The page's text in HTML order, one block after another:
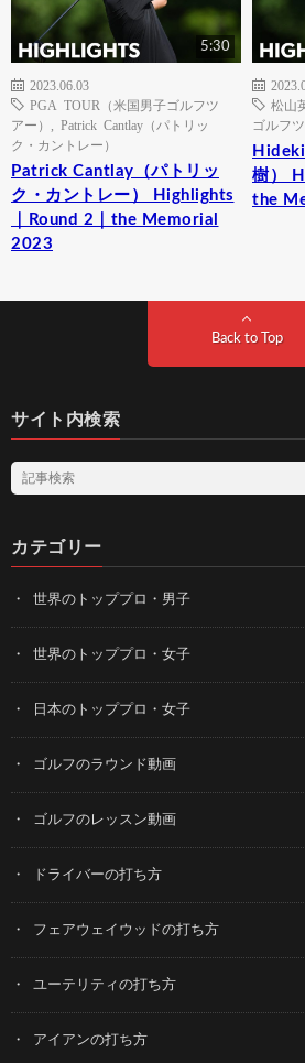
5:30
2023.06.03
PGA TOUR（米国男子ゴルフツ
アー）
Patrick Cantlay（パトリッ
ク・カントレー）
Patrick Cantlay（パトリッ
ク・カントレー） Highlights
｜Round 2｜the Memorial
2023
松山
ゴルフツ
樹）
the
Back to Top
サイト内検索
カテゴリー
世界のトッププロ・男子
世界のトッププロ・女子
日本のトッププロ・女子
ゴルフのラウンド動画
ゴルフのレッスン動画
ドライバーの打ち方
フェアウェイウッドの打ち方
ユーテリティの打ち方
アイアンの打ち方